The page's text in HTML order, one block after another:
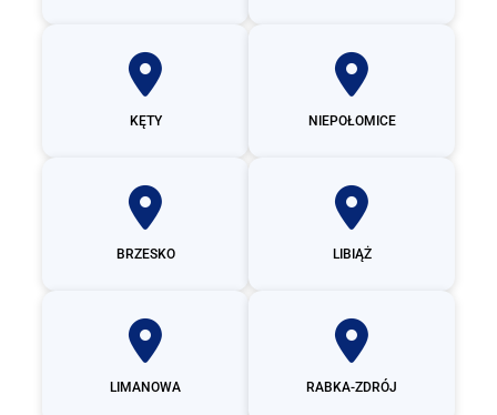
KĘTY NIEPOŁOMICE
BRZESKO LIBIĄŻ
LIMANOWA RABKA-ZDRÓJ